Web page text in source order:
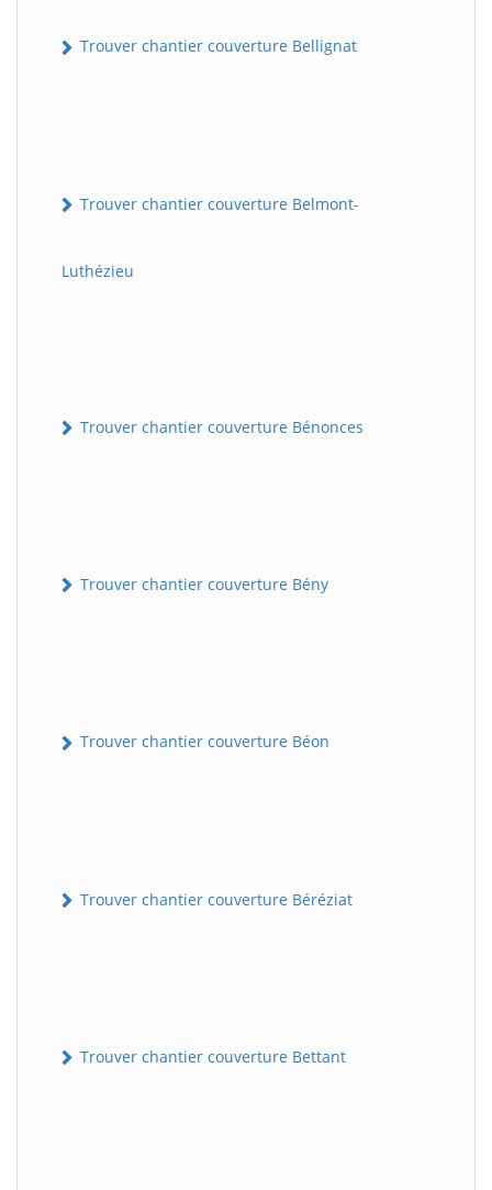
Trouver chantier couverture Bellignat
Trouver chantier couverture Belmont-
Luthézieu
Trouver chantier couverture Bénonces
Trouver chantier couverture Bény
Trouver chantier couverture Béon
Trouver chantier couverture Béréziat
Trouver chantier couverture Bettant